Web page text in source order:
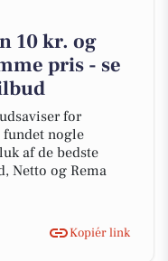
10 kr. og
pris - se
for
nogle
af de bedste
Netto og Rema
Kopiér link